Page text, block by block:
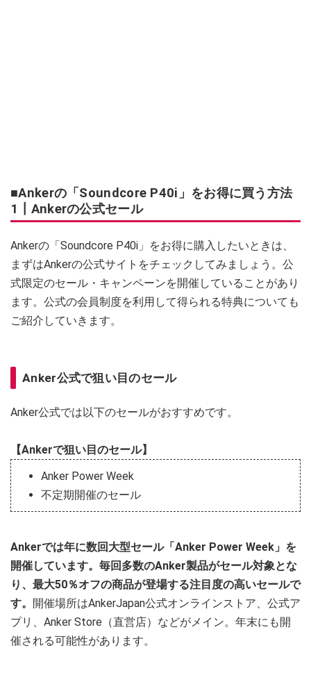
■Ankerの「Soundcore P40i」をお得に買う方法
1┃Ankerの公式セール
Ankerの「Soundcore P40i」をお得に購入したいときは、
まずはAnkerの公式サイトをチェックしてみましょう。公
式限定のセール・キャンペーンを開催していることがあり
ます。公式の会員制度を利用して得られる特典についても
ご紹介していきます。
Anker公式で狙い目のセール
Anker公式では以下のセールがおすすめです。
【Ankerで狙い目のセール】
Anker Power Week
不定期開催のセール
Ankerでは年に数回大型セール「Anker Power Week」を
開催しています。毎回多数のAnker製品がセール対象とな
り、最大50％オフの商品が登場する注目度の高いセールで
す。 開催場所はAnkerJapan公式オンラインストア、公式ア
プリ、Anker Store（直営店）などがメイン。年末にも開
催される可能性があります。